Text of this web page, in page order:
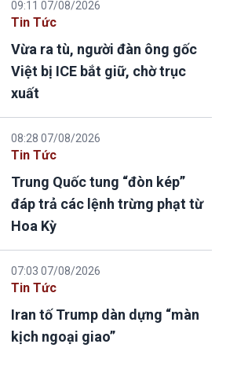
09:11 07/08/2026
Tin Tức
Vừa ra tù, người đàn ông gốc
Việt bị ICE bắt giữ, chờ trục
xuất
08:28 07/08/2026
Tin Tức
Trung Quốc tung “đòn kép”
đáp trả các lệnh trừng phạt từ
Hoa Kỳ
07:03 07/08/2026
Tin Tức
Iran tố Trump dàn dựng “màn
kịch ngoại giao”